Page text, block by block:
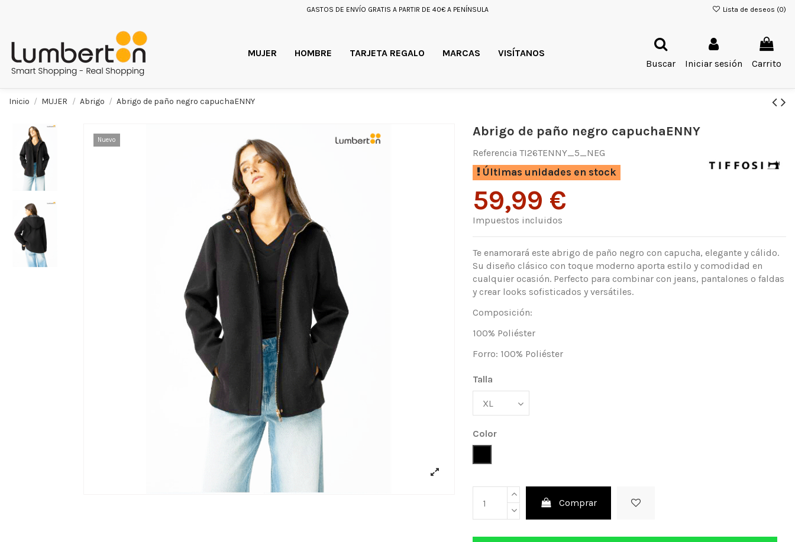
GASTOS DE ENVÍO GRATIS A PARTIR DE 40€ A PENÍNSULA Lista de deseos (0)
MUJER HOMBRE TARJETA REGALO MARCAS
VISÍTANOS
Buscar
Iniciar sesión Carrito
Inicio MUJER Abrigo Abrigo de paño negro capuchaENNY
Nuevo
Abrigo de paño negro capuchaENNY
Referencia TI26TENNY_5_NEG
Últimas unidades en stock
59,99 €
Impuestos incluidos
Te enamorará este abrigo de paño negro con capucha, elegante y cálido.
Su diseño clásico con toque moderno aporta estilo y comodidad en
cualquier ocasión. Perfecto para combinar con jeans, pantalones o faldas
y crear looks sofisticados y versátiles.
Composición:
100% Poliéster
Forro: 100% Poliéster
Talla
Color
Comprar